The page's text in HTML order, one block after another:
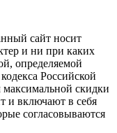
сайт носит
и ни при каких
определяемой
Российской
скидки
и включают в себя
согласовываются